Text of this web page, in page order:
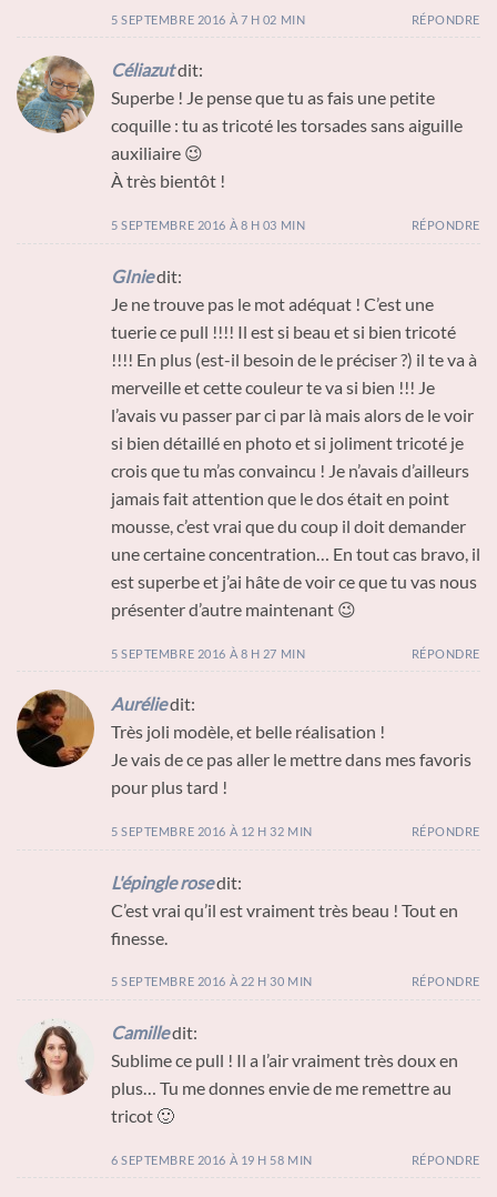
5 SEPTEMBRE 2016 À 7 H 02 MIN RÉPONDRE
Céliazutdit:
Superbe ! Je pense que tu as fais une petite
coquille : tu as tricoté les torsades sans aiguille
auxiliaire 😉
À très bientôt !
5 SEPTEMBRE 2016 À 8 H 03 MIN RÉPONDRE
GIniedit:
Je ne trouve pas le mot adéquat ! C’est une
tuerie ce pull !!!! Il est si beau et si bien tricoté
!!!! En plus (est-il besoin de le préciser ?) il te va à
merveille et cette couleur te va si bien !!! Je
l’avais vu passer par ci par là mais alors de le voir
si bien détaillé en photo et si joliment tricoté je
crois que tu m’as convaincu ! Je n’avais d’ailleurs
jamais fait attention que le dos était en point
mousse, c’est vrai que du coup il doit demander
une certaine concentration… En tout cas bravo, il
est superbe et j’ai hâte de voir ce que tu vas nous
présenter d’autre maintenant 😉
5 SEPTEMBRE 2016 À 8 H 27 MIN RÉPONDRE
Auréliedit:
Très joli modèle, et belle réalisation !
Je vais de ce pas aller le mettre dans mes favoris
pour plus tard !
5 SEPTEMBRE 2016 À 12 H 32 MIN RÉPONDRE
L'épingle rosedit:
C’est vrai qu’il est vraiment très beau ! Tout en
finesse.
5 SEPTEMBRE 2016 À 22 H 30 MIN RÉPONDRE
Camilledit:
Sublime ce pull ! Il a l’air vraiment très doux en
plus… Tu me donnes envie de me remettre au
tricot 🙂
6 SEPTEMBRE 2016 À 19 H 58 MIN RÉPONDRE